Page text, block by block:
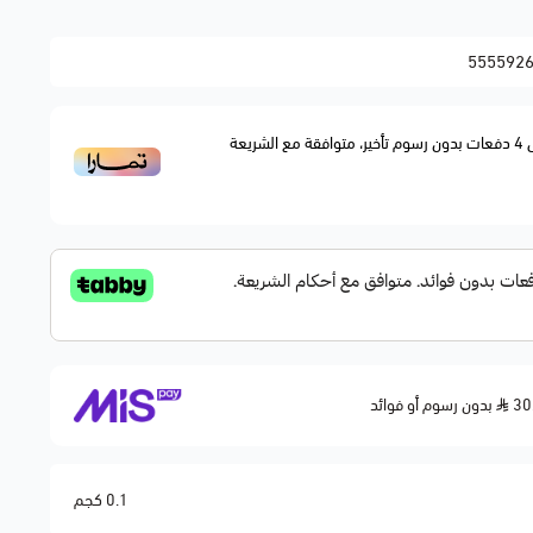
المكينة ونظام السخان داخل السيارة، مما يساعد على ثبات
4دفعات بدون رسوم تأخير، متوافقة مع الشريعة
بدون رسوم أو فوائد
0.1 كجم